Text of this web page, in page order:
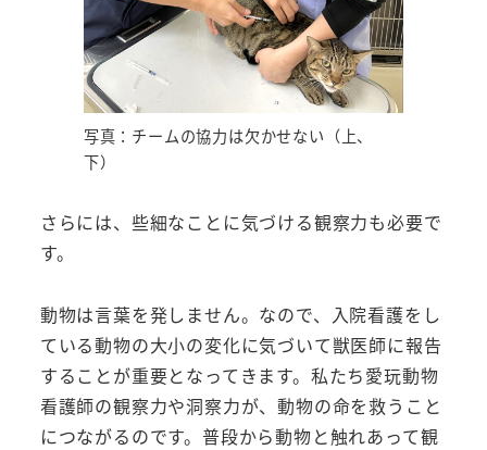
写真：チームの協力は欠かせない（上、
下）
さらには、些細なことに気づける観察力も必要で
す。
動物は言葉を発しません。なので、入院看護をし
ている動物の大小の変化に気づいて獣医師に報告
することが重要となってきます。私たち愛玩動物
看護師の観察力や洞察力が、動物の命を救うこと
につながるのです。普段から動物と触れあって観